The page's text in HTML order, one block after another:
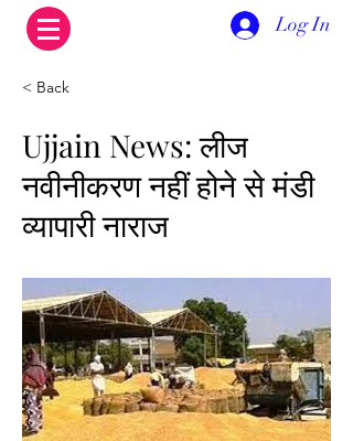
Log In
< Back
Ujjain News: लीज
नवीनीकरण नहीं होने से मंडी
व्यापारी नाराज